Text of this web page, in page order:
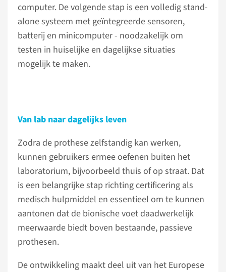
computer. De volgende stap is een volledig stand-
alone systeem met geïntegreerde sensoren,
batterij en minicomputer - noodzakelijk om
testen in huiselijke en dagelijkse situaties
mogelijk te maken.
Van lab naar dagelijks leven
Zodra de prothese zelfstandig kan werken,
kunnen gebruikers ermee oefenen buiten het
laboratorium, bijvoorbeeld thuis of op straat. Dat
is een belangrijke stap richting certificering als
medisch hulpmiddel en essentieel om te kunnen
aantonen dat de bionische voet daadwerkelijk
meerwaarde biedt boven bestaande, passieve
prothesen.
De ontwikkeling maakt deel uit van het Europese